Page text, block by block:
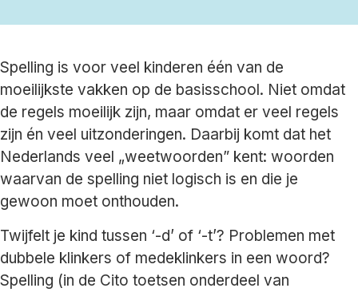
Spelling is voor veel kinderen één van de
moeilijkste vakken op de basisschool. Niet omdat
de regels moeilijk zijn, maar omdat er veel regels
zijn én veel uitzonderingen. Daarbij komt dat het
Nederlands veel „weetwoorden” kent: woorden
waarvan de spelling niet logisch is en die je
gewoon moet onthouden.
Twijfelt je kind tussen ‘-d’ of ‘-t’? Problemen met
dubbele klinkers of medeklinkers in een woord?
Spelling (in de Cito toetsen onderdeel van